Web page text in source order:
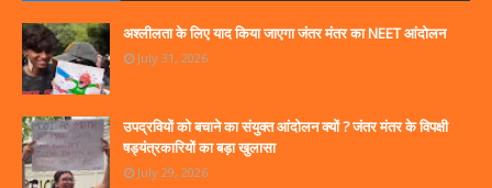
अश्लीलता के लिए याद किया जाएगा जंतर मंतर का NEET आंदोलन
July 31, 2026
उपद्रवियों को बचाने का संयुक्त आंदोलन क्यों ? जंतर मंतर के विपक्षी
षड्यंत्रकारियों का बड़ा खुलासा
July 29, 2026